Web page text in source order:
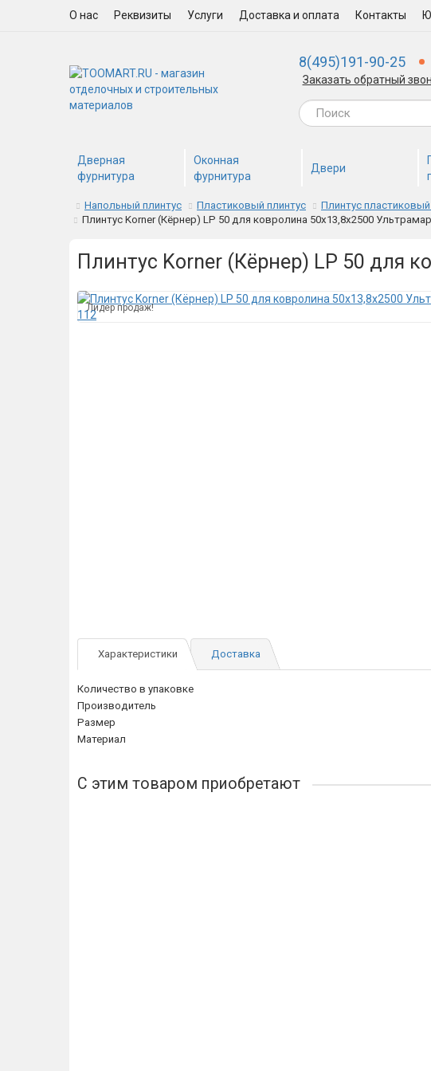
О нас Реквизиты Услуги Доставка и оплата Контакты
8(495)191-90-25
Заказать обратный
Дверная
фурнитура
Оконная
фурнитура
Двери
Напольный плинтус Пластиковый плинтус Плинтус
Плинтус Korner (Кёрнер) LP 50 для ковролина 50х13,8х2500
Плинтус Korner (Кёрнер) LP 50 для
Лидер продаж!
Характеристики Доставка
Количество в упаковке
Производитель
Размер
Материал
С этим товаром приобретают